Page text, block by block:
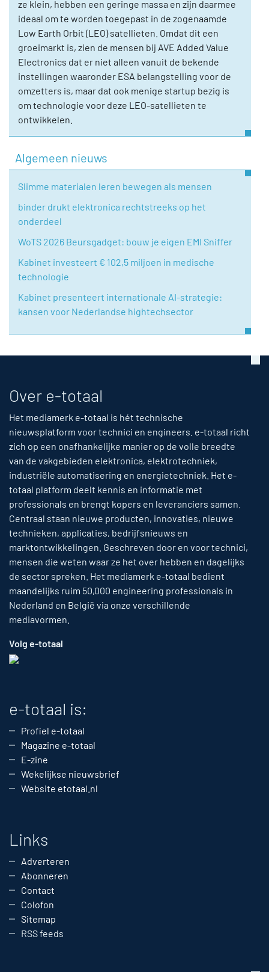
ze klein, hebben een geringe massa en zijn daarmee
ideaal om te worden toegepast in de zogenaamde
Low Earth Orbit (LEO) satellieten. Omdat dit een
groeimarkt is, zien de mensen bij AVE Added Value
Electronics dat er niet alleen vanuit de bekende
instellingen waaronder ESA belangstelling voor de
omzetters is, maar dat ook menige startup bezig is
om technologie voor deze LEO-satellieten te
ontwikkelen.
Algemeen nieuws
Slimme materialen leren bewegen als mensen
binder drukt elektronica rechtstreeks op het
onderdeel
WoTS 2026 Beursgadget: bouw je eigen EMI Sniffer
Kabinet investeert € 102,5 miljoen in medische
technologie
Kabinet presenteert internationale AI-strategie:
kansen voor Nederlandse hightechsector
Over e-totaal
Het mediamerk e-totaal is hét technische
nieuwsplatform voor technici en engineers. e-totaal richt
zich op een onafhankelijke manier op de volle breedte
van de vakgebieden elektronica, elektrotechniek,
industriële automatisering en energietechniek. Het e-
totaal platform deelt kennis en informatie met
professionals en brengt kopers en leveranciers samen.
Centraal staan nieuwe producten, innovaties, nieuwe
technieken, applicaties, bedrijfsnieuws en
marktontwikkelingen. Geschreven door en voor technici,
mensen die weten waar ze het over hebben en dagelijks
de sector spreken. Het mediamerk e-totaal bedient
maandelijks ruim 50,000 engineering professionals in
Nederland en België via onze verschillende
mediavormen.
Volg e-totaal
e-totaal is:
Profiel e-totaal
Magazine e-totaal
E-zine
Wekelijkse nieuwsbrief
Website etotaal.nl
Links
Adverteren
Abonneren
Contact
Colofon
Sitemap
RSS feeds